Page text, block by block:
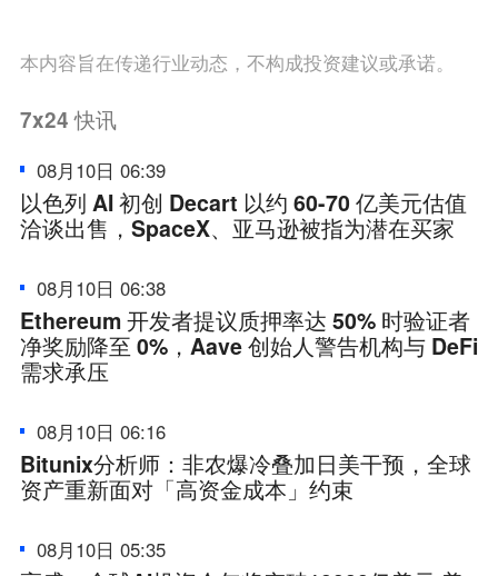
本内容旨在传递行业动态，不构成投资建议或承诺。
7x24快讯
08月10日 06:39
以色列 AI 初创 Decart 以约 60-70 亿美元估值
洽谈出售，SpaceX、亚马逊被指为潜在买家
08月10日 06:38
Ethereum 开发者提议质押率达 50% 时验证者
净奖励降至 0%，Aave 创始人警告机构与 DeFi
需求承压
08月10日 06:16
Bitunix分析师：非农爆冷叠加日美干预，全球
资产重新面对「高资金成本」约束
08月10日 05:35